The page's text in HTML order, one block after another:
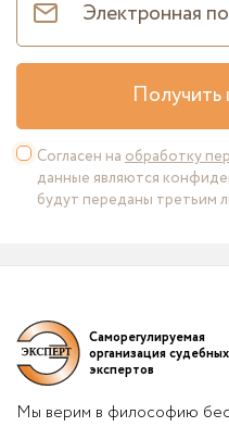
Получить
Согласен на обработку
данные являются
будут переданы третьим
Саморегулируемая
организация судебных
экспертов
Мы верим в философию